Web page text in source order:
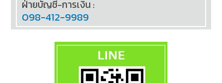
ฝ่ายบัญชี-การเงิน :
098-412-9989